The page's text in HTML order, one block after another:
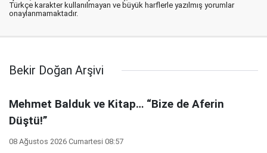
Türkçe karakter kullanılmayan ve büyük harflerle yazılmış yorumlar
onaylanmamaktadır.
Bekir Doğan Arşivi
Mehmet Balduk ve Kitap… “Bize de Aferin
Düştü!”
08 Ağustos 2026 Cumartesi 08:57